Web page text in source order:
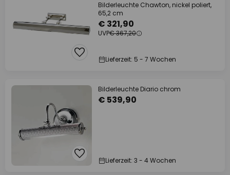
Bilderleuchte Chawton, nickel poliert,
65,2 cm
€ 321,90
UVP€ 367,20
Lieferzeit: 5 - 7 Wochen
Bilderleuchte Diario chrom
€ 539,90
Lieferzeit: 3 - 4 Wochen